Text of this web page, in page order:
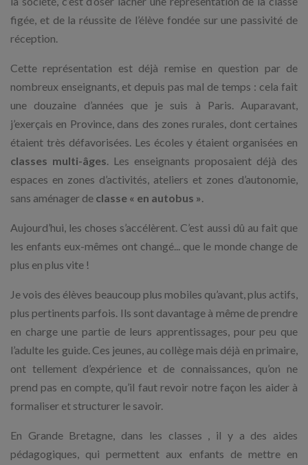
figée, et de la réussite de l’élève fondée sur une passivité de
réception.
Cette représentation est déjà remise en question par de
nombreux enseignants, et depuis pas mal de temps : cela fait
une douzaine d’années que je suis à Paris. Auparavant,
j’exerçais en Province, dans des zones rurales, dont certaines
étaient très défavorisées. Les écoles y étaient organisées en
classes multi-âges. Les enseignants proposaient déjà des
espaces en zones d’activités, ateliers et zones d’autonomie,
sans aménager de classe « en autobus ».
Aujourd’hui, les choses s’accélèrent. C’est aussi dû au fait que
les enfants eux-mêmes ont changé... que le monde change de
plus en plus vite !
Je vois des élèves beaucoup plus mobiles qu’avant, plus actifs,
plus pertinents parfois. Ils sont davantage à même de prendre
en charge une partie de leurs apprentissages, pour peu que
l’adulte les guide. Ces jeunes, au collège mais déjà en primaire,
ont tellement d’expérience et de connaissances, qu’on ne
prend pas en compte, qu’il faut revoir notre façon les aider à
formaliser et structurer le savoir.
En Grande Bretagne, dans les classes , il y a des aides
pédagogiques, qui permettent aux enfants de mettre en